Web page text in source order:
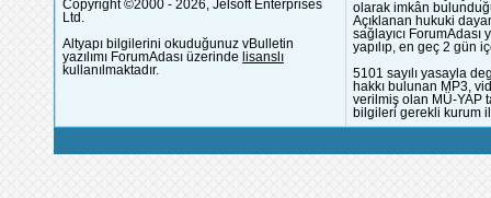
Copyright ©2000 - 2026, Jelsoft Enterprises
Ltd.
Altyapı bilgilerini okuduğunuz vBulletin
yazılımı ForumAdası üzerinde lisanslı
kullanılmaktadır.
olarak imkân
Açıklanan hukuki
sağlayıcı
yapılıp, en geç 2 gün
5101 sayılı yasayla
hakkı bulunan MP3,
verilmiş olan MÜ-YAP
bilgileri gerekli kurum